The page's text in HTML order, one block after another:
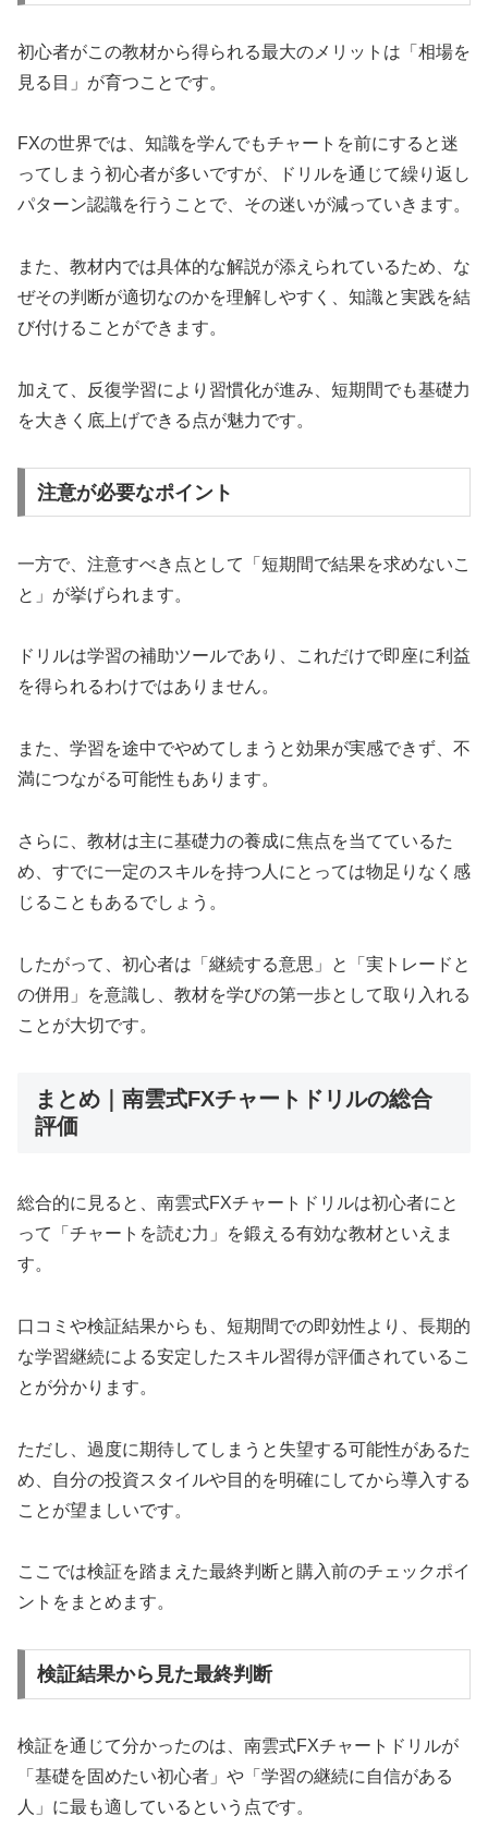
初心者がこの教材から得られる最大のメリットは「相場を
見る目」が育つことです。
FXの世界では、知識を学んでもチャートを前にすると迷
ってしまう初心者が多いですが、ドリルを通じて繰り返し
パターン認識を行うことで、その迷いが減っていきます。
また、教材内では具体的な解説が添えられているため、な
ぜその判断が適切なのかを理解しやすく、知識と実践を結
び付けることができます。
加えて、反復学習により習慣化が進み、短期間でも基礎力
を大きく底上げできる点が魅力です。
注意が必要なポイント
一方で、注意すべき点として「短期間で結果を求めないこ
と」が挙げられます。
ドリルは学習の補助ツールであり、これだけで即座に利益
を得られるわけではありません。
また、学習を途中でやめてしまうと効果が実感できず、不
満につながる可能性もあります。
さらに、教材は主に基礎力の養成に焦点を当てているた
め、すでに一定のスキルを持つ人にとっては物足りなく感
じることもあるでしょう。
したがって、初心者は「継続する意思」と「実トレードと
の併用」を意識し、教材を学びの第一歩として取り入れる
ことが大切です。
まとめ｜南雲式FXチャートドリルの総合
評価
総合的に見ると、南雲式FXチャートドリルは初心者にと
って「チャートを読む力」を鍛える有効な教材といえま
す。
口コミや検証結果からも、短期間での即効性より、長期的
な学習継続による安定したスキル習得が評価されているこ
とが分かります。
ただし、過度に期待してしまうと失望する可能性があるた
め、自分の投資スタイルや目的を明確にしてから導入する
ことが望ましいです。
ここでは検証を踏まえた最終判断と購入前のチェックポイ
ントをまとめます。
検証結果から見た最終判断
検証を通じて分かったのは、南雲式FXチャートドリルが
「基礎を固めたい初心者」や「学習の継続に自信がある
人」に最も適しているという点です。